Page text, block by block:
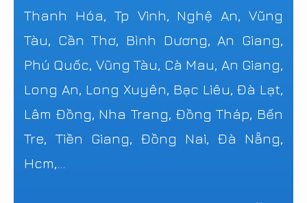
Thanh Hóa, Tp Vinh, Nghệ An, Vũng
Tàu, Cần Thơ, Bình Dương, An Giang,
Phú Quốc, Vũng Tàu, Cà Mau, An Giang,
Long An, Long Xuyên, Bạc Liêu, Đà Lạt,
Lâm Đồng, Nha Trang, Đồng Tháp, Bến
Tre, Tiền Giang, Đồng Nai, Đà Nẵng,
Hcm,...